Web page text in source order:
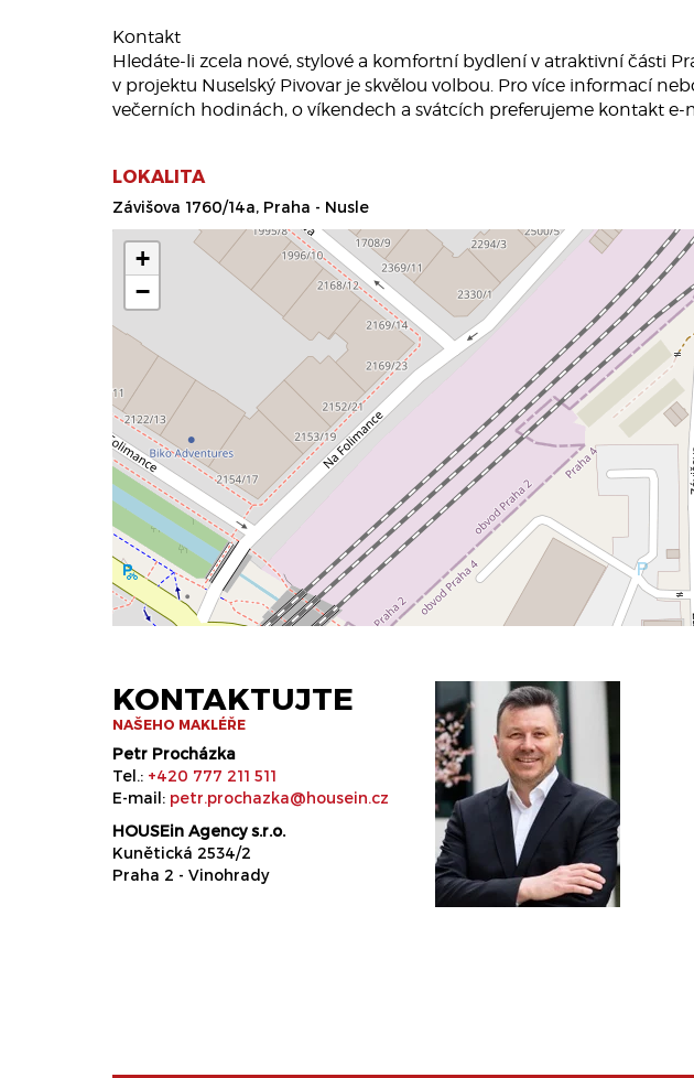
Kontakt
Hledáte-li zcela nové, stylové a komfortní bydlení v atraktivní části
v projektu Nuselský Pivovar je skvělou volbou. Pro více informací
večerních hodinách, o víkendech a svátcích preferujeme kontakt e-
LOKALITA
Závišova 1760/14a, Praha - Nusle
+
−
KONTAKTUJTE
NAŠEHO MAKLÉŘE
Petr Procházka
Tel.: +420 777 211 511
E-mail: petr.prochazka@housein.cz
HOUSEin Agency s.r.o.
Kunětická 2534/2
Praha 2 - Vinohrady